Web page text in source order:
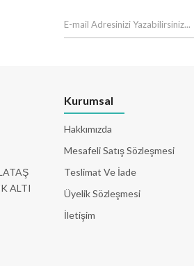
ALTI
Kurumsal
Hakkımızda
Mesafeli Satış Sözleşmesi
Teslimat Ve İade
Üyelik Sözleşmesi
İletişim